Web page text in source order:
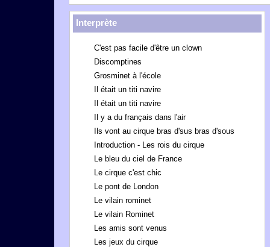
Interprète
C'est pas facile d'être un clown
Discomptines
Grosminet à l'école
Il était un titi navire
Il était un titi navire
Il y a du français dans l'air
Ils vont au cirque bras d'sus bras d'sous
Introduction - Les rois du cirque
Le bleu du ciel de France
Le cirque c'est chic
Le pont de London
Le vilain rominet
Le vilain Rominet
Les amis sont venus
Les jeux du cirque